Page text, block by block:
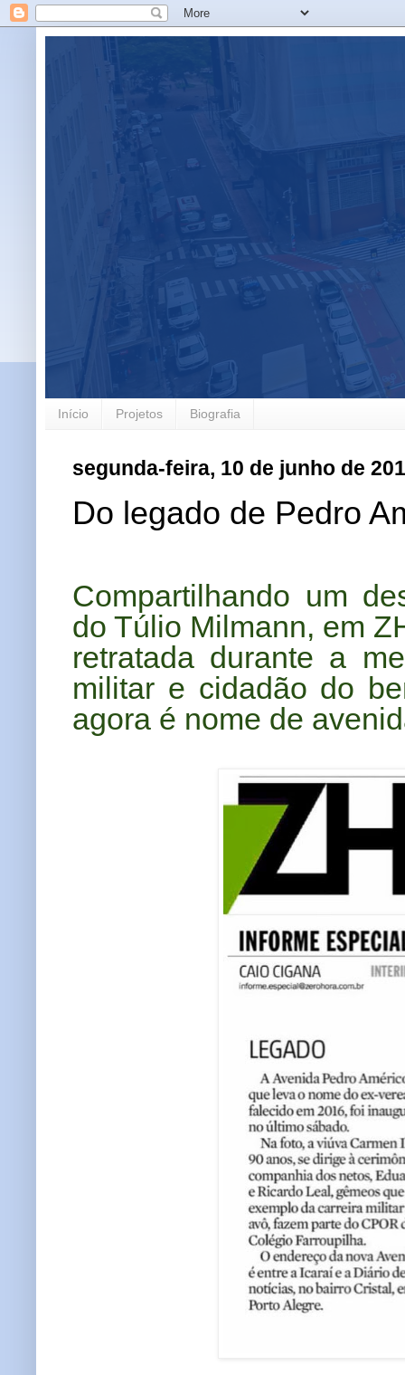
Início Projetos Biografia
segunda-feira, 10 de junho de
Do legado de Pedro
Compartilhando um
do Túlio Milmann, em
retratada durante a
militar e cidadão do
agora é nome de